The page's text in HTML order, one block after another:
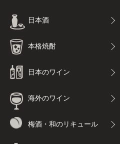
日本酒
本格焼酎
日本のワイン
海外のワイン
梅酒・和のリキュール